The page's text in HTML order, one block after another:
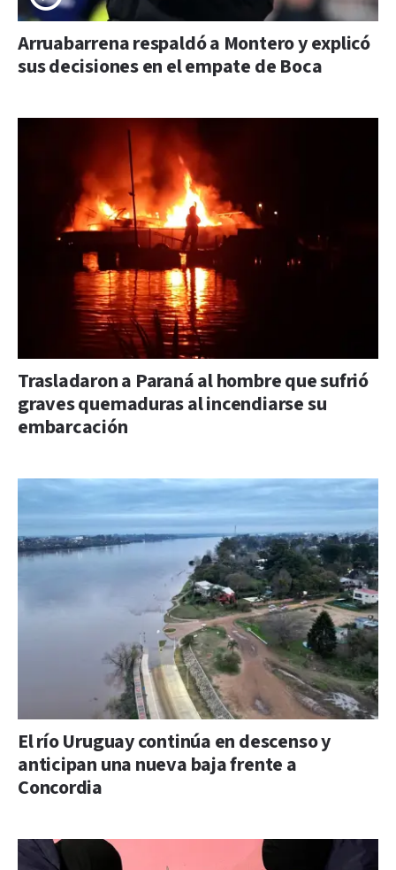
Arruabarrena respaldó a Montero y explicó
sus decisiones en el empate de Boca
Trasladaron a Paraná al hombre que sufrió
graves quemaduras al incendiarse su
embarcación
El río Uruguay continúa en descenso y
anticipan una nueva baja frente a
Concordia